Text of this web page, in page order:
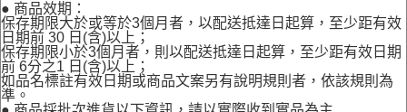
● 商品效期：
保存期限大於或等於3個月者，以配送抵達日起算，至少距有效
日期前 30 日(含)以上；
保存期限小於3個月者，則以配送抵達日起算，至少距有效日期
前 6分之1 日(含)以上；
如品名標註有效日期或商品文案另有說明規則者，依該規則為
準。